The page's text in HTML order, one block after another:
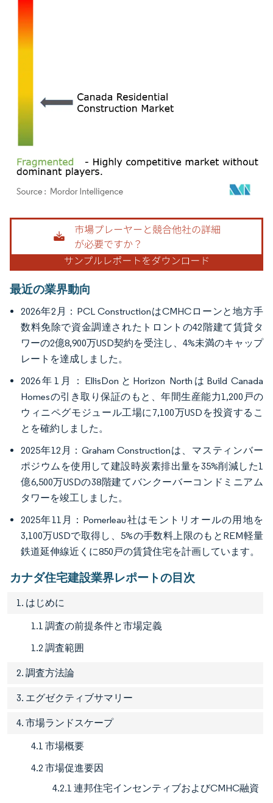
画像 © Mordor Intelligence。再利用にはCC BY 4.0の表示が必要です。
最近の業界動向
2026年2月：PCL ConstructionはCMHCローンと地方手
数料免除で資金調達されたトロントの42階建て賃貸タ
ワーの2億8,900万USD契約を受注し、4%未満のキャップ
レートを達成しました。
2026年1月：EllisDonとHorizon NorthはBuild Canada
Homesの引き取り保証のもと、年間生産能力1,200戸の
ウィニペグモジュール工場に7,100万USDを投資するこ
とを確約しました。
2025年12月：Graham Constructionは、マスティンバー
ポジウムを使用して建設時炭素排出量を35%削減した1
億6,500万USDの38階建てバンクーバーコンドミニアム
タワーを竣工しました。
2025年11月：Pomerleau社はモントリオールの用地を
3,100万USDで取得し、5%の手数料上限のもとREM軽量
鉄道延伸線近くに850戸の賃貸住宅を計画しています。
カナダ住宅建設業界レポートの目次
1. はじめに
1.1 調査の前提条件と市場定義
1.2 調査範囲
2. 調査方法論
3. エグゼクティブサマリー
4. 市場ランドスケープ
4.1 市場概要
4.2 市場促進要因
4.2.1 連邦住宅インセンティブおよびCMHC融資